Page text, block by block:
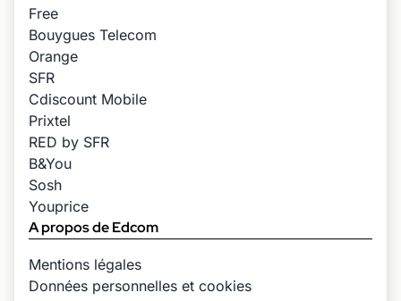
Free
Bouygues Telecom
Orange
SFR
Cdiscount Mobile
Prixtel
RED by SFR
B&You
Sosh
Youprice
A propos de Edcom
Mentions légales
Données personnelles et cookies